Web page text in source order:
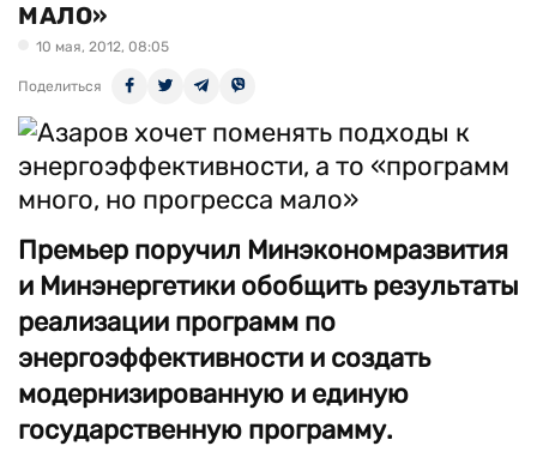
МАЛО»
10 мая, 2012, 08:05
Поделиться
Премьер поручил Минэкономразвития
и Минэнергетики обобщить результаты
реализации программ по
энергоэффективности и создать
модернизированную и единую
государственную программу.